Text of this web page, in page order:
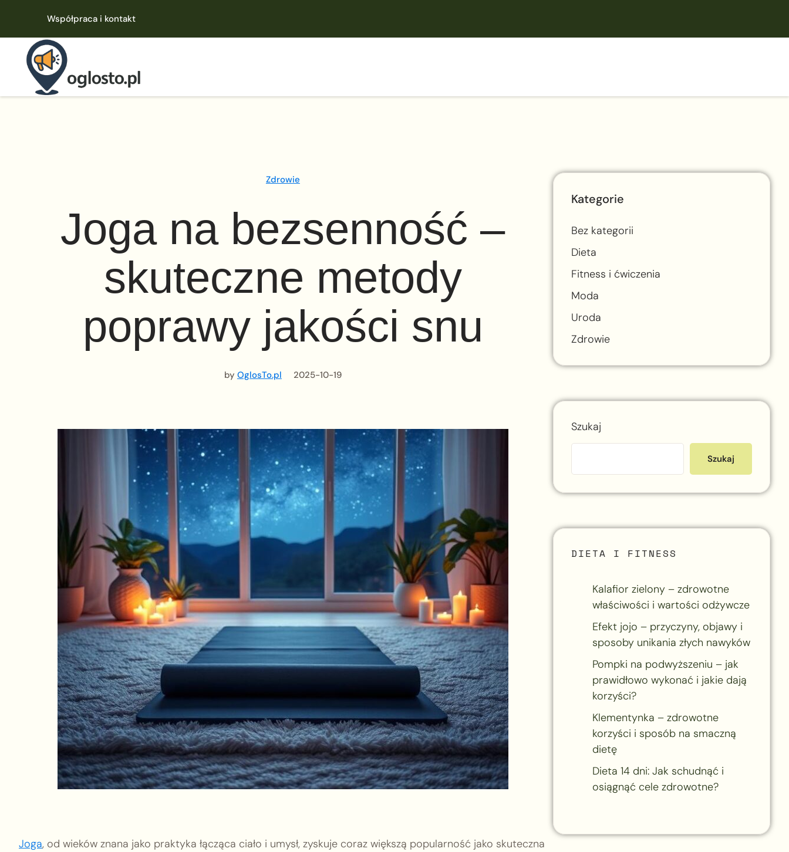
Współpraca i kontakt
Zdrowie
Joga na bezsenność –
skuteczne metody
poprawy jakości snu
by OglosTo.pl 2025-10-19
Joga, od wieków znana jako praktyka łącząca ciało i umysł, zyskuje coraz większą popularność jako skuteczna
Kategorie
Bez kategorii
Dieta
Fitness i ćwiczenia
Moda
Uroda
Zdrowie
Szukaj
Szukaj
DIETA I FITNESS
Kalafior zielony – zdrowotne
właściwości i wartości odżywcze
Efekt jojo – przyczyny, objawy i
sposoby unikania złych nawyków
Pompki na podwyższeniu – jak
prawidłowo wykonać i jakie dają
korzyści?
Klementynka – zdrowotne
korzyści i sposób na smaczną
dietę
Dieta 14 dni: Jak schudnąć i
osiągnąć cele zdrowotne?